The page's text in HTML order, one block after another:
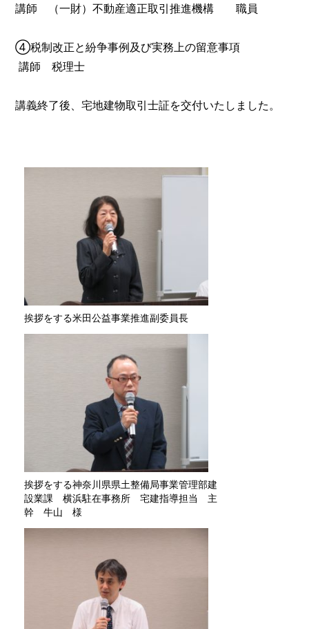
講師 （一財）不動産適正取引推進機構 職員
④税制改正と紛争事例及び実務上の留意事項
講師 税理士
講義終了後、宅地建物取引士証を交付いたしました。
挨拶をする米田公益事業推進副委員長
挨拶をする神奈川県県土整備局事業管理部建
設業課 横浜駐在事務所 宅建指導担当 主
幹 牛山 様